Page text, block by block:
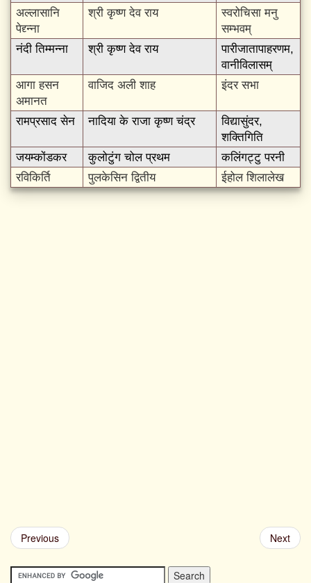
अल्लासानि
पेद्द्न्ना
श्री कृष्ण देव राय
स्वरोचिसा मनु
सम्भवम्‌
नंदी तिम्मन्ना
श्री कृष्ण देव राय
पारीजातापाहरणम,
वानीविलासम्‌
आगा हसन
अमानत
वाजिद अली शाह इंदर सभा
रामप्रसाद सेन नादिया के राजा कृष्ण चंद्र
विद्यासुंदर,
शक्तिगिति
जयम्कोंडकर
कुलोटुंग चोल प्रथम
कलिंगट्टु परनी
रविकिर्ति
पुलकेसिन द्वितीय ईहोल शिलालेख
Previous Next